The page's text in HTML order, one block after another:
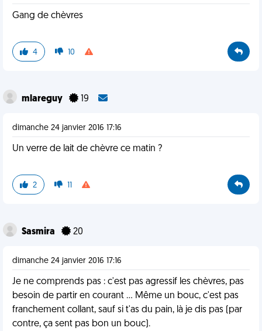
Gang de chèvres
4 10
mlareguy 19
dimanche 24 janvier 2016 17:16
Un verre de lait de chèvre ce matin ?
2 11
Sasmira 20
dimanche 24 janvier 2016 17:16
Je ne comprends pas : c'est pas agressif les chèvres, pas
besoin de partir en courant ... Même un bouc, c'est pas
franchement collant, sauf si t'as du pain, là je dis pas (par
contre, ça sent pas bon un bouc).